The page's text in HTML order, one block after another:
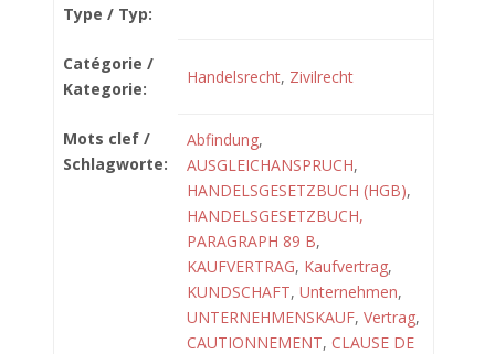
Type / Typ:
Catégorie /
Kategorie:
Handelsrecht, Zivilrecht
Mots clef /
Schlagworte:
Abfindung,
AUSGLEICHANSPRUCH,
HANDELSGESETZBUCH (HGB),
HANDELSGESETZBUCH,
PARAGRAPH 89 B,
KAUFVERTRAG, Kaufvertrag,
KUNDSCHAFT, Unternehmen,
UNTERNEHMENSKAUF, Vertrag,
CAUTIONNEMENT, CLAUSE DE